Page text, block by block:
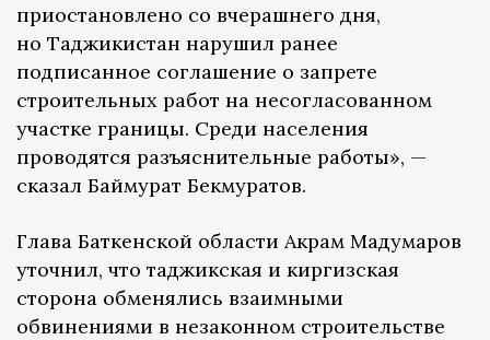
приостановлено со вчерашнего дня,
но Таджикистан нарушил ранее
подписанное соглашение о запрете
строительных работ на несогласованном
участке границы. Среди населения
проводятся разъяснительные работы», —
сказал Баймурат Бекмуратов.
Глава Баткенской области Акрам Мадумаров
уточнил, что таджикская и киргизская
сторона обменялись взаимными
обвинениями в незаконном строительстве